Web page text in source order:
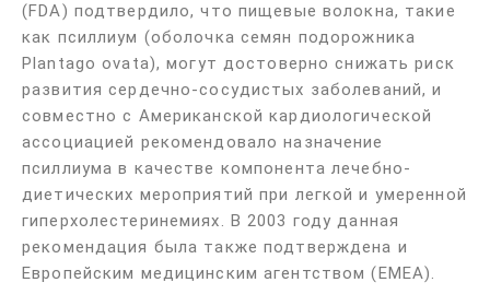
(FDA) подтвердило, что пищевые волокна, такие
как псиллиум (оболочка семян подорожника
Plantago ovata), могут достоверно снижать риск
развития сердечно-сосудистых заболеваний, и
совместно с Американской кардиологической
ассоциацией рекомендовало назначение
псиллиума в качестве компонента лечебно-
диетических мероприятий при легкой и умеренной
гиперхолестеринемиях. В 2003 году данная
рекомендация была также подтверждена и
Европейским медицинским агентством (EMEA).